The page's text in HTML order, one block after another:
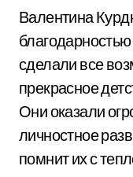
Валентина
сделали все
прекрасное
Они оказали
личностное
помнит их с